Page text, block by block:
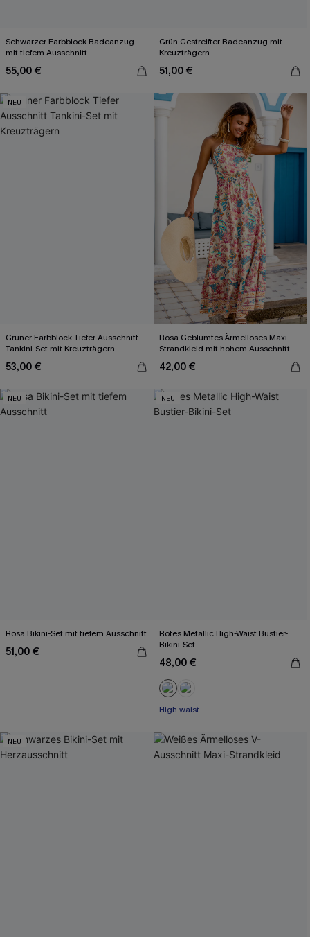
Schwarzer Farbblock Badeanzug
mit tiefem Ausschnitt
55,00 €
Grün Gestreifter Badeanzug mit
Kreuzträgern
51,00 €
NEU
Grüner Farbblock Tiefer Ausschnitt
Tankini-Set mit Kreuzträgern
53,00 €
Rosa Geblümtes Ärmelloses Maxi-
Strandkleid mit hohem Ausschnitt
42,00 €
NEU
Rosa Bikini-Set mit tiefem Ausschnitt
51,00 €
NEU
Rotes Metallic High-Waist Bustier-
Bikini-Set
48,00 €
High waist
NEU